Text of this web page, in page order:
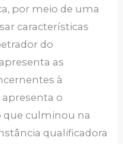
por meio de uma
características
do
as
à
o
que culminou na
qualificadora